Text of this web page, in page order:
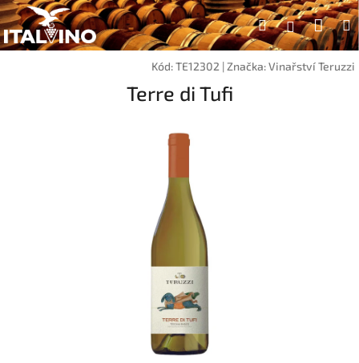
Přejít
na
obsah
Hledat
Kód:TE12302 |Značka:Vinařství Teruzzi
Terre di Tufi